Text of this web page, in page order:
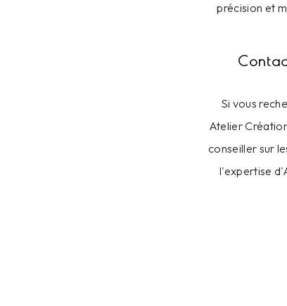
précision et
Si vous
Atelier
conseiller sur
l'expertise